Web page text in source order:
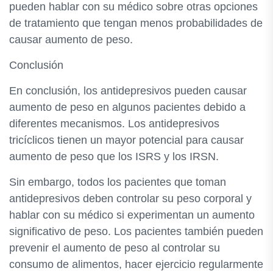
pueden hablar con su médico sobre otras opciones
de tratamiento que tengan menos probabilidades de
causar aumento de peso.
Conclusión
En conclusión, los antidepresivos pueden causar
aumento de peso en algunos pacientes debido a
diferentes mecanismos. Los antidepresivos
tricíclicos tienen un mayor potencial para causar
aumento de peso que los ISRS y los IRSN.
Sin embargo, todos los pacientes que toman
antidepresivos deben controlar su peso corporal y
hablar con su médico si experimentan un aumento
significativo de peso. Los pacientes también pueden
prevenir el aumento de peso al controlar su
consumo de alimentos, hacer ejercicio regularmente